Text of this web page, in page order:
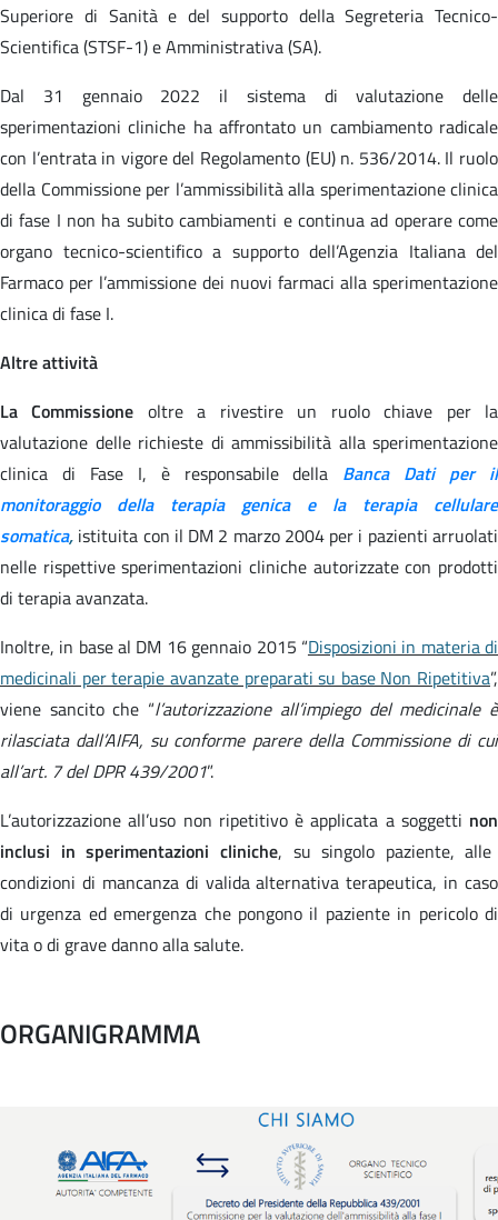
Superiore di Sanità e del supporto della Segreteria Tecnico-
Scientifica (STSF-1) e Amministrativa (SA).
Dal 31 gennaio 2022 il sistema di valutazione delle
sperimentazioni cliniche ha affrontato un cambiamento radicale
con l’entrata in vigore del Regolamento (EU) n. 536/2014. Il ruolo
della Commissione per l’ammissibilità alla sperimentazione clinica
di fase I non ha subito cambiamenti e continua ad operare come
organo tecnico-scientifico a supporto dell’Agenzia Italiana del
Farmaco per l’ammissione dei nuovi farmaci alla sperimentazione
clinica di fase I.
Altre attività
La Commissione oltre a rivestire un ruolo chiave per la
valutazione delle richieste di ammissibilità alla sperimentazione
clinica di Fase I, è responsabile della Banca Dati per il
monitoraggio della terapia genica e la terapia cellulare
somatica, istituita con il DM 2 marzo 2004 per i pazienti arruolati
nelle rispettive sperimentazioni cliniche autorizzate con prodotti
di terapia avanzata.
Inoltre, in base al DM 16 gennaio 2015 “Disposizioni in materia di
medicinali per terapie avanzate preparati su base Non Ripetitiva”,
viene sancito che “l’autorizzazione all’impiego del medicinale è
rilasciata dall’AIFA, su conforme parere della Commissione di cui
all’art. 7 del DPR 439/2001”.
L’autorizzazione all’uso non ripetitivo è applicata a soggetti non
inclusi in sperimentazioni cliniche, su singolo paziente, alle
condizioni di mancanza di valida alternativa terapeutica, in caso
di urgenza ed emergenza che pongono il paziente in pericolo di
vita o di grave danno alla salute.
ORGANIGRAMMA